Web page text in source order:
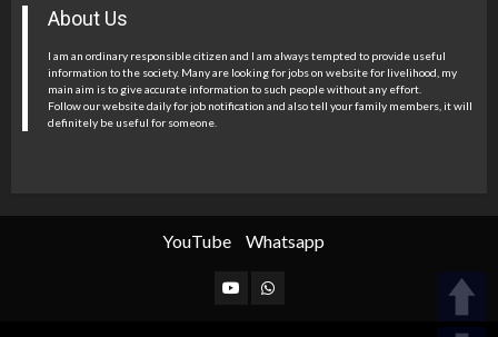
About Us
I am an ordinary responsible citizen and I am always tempted to provide useful
information to the society. Many are looking for jobs on website for livelihood, my
main aim is to give accurate information to such people without any effort.
Follow our website daily for job notification and also tell your family members, it will
definitely be useful for someone.
YouTube Whatsapp
YouTubeWhatsapp